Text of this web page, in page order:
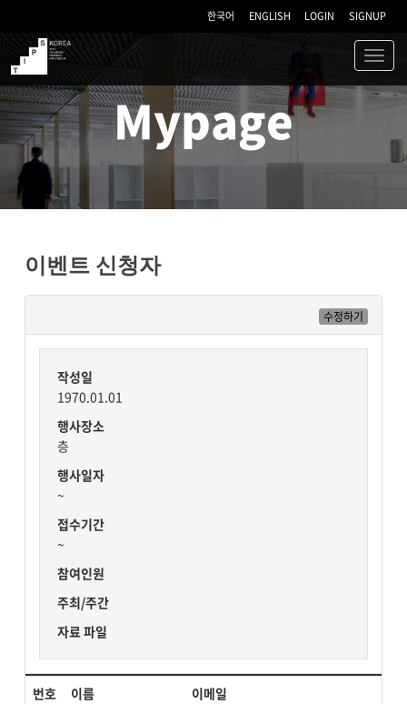
한국어 ENGLISH LOGIN SIGNUP
TIPS
Mypage
이벤트 신청자
수정하기
작성일
1970.01.01
행사장소
층
행사일자
~
접수기간
~
참여인원
주최/주간
자료 파일
번호 이름 이메일